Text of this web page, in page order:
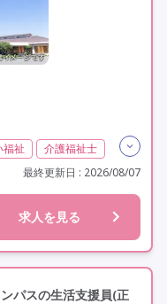
福祉
介護福祉士
以内
内
社会保険完備
定年65歳以上
最終更新日 : 2026/08/07
求人を見る
パスの生活支援員(正